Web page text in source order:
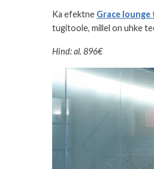
Ka efektne Grace lounge
tugitoole, millel on uhke
Hind: al. 896€